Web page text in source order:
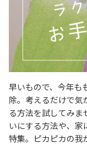
早いもので、今年も
除。考えるだけで気
る方法を試してみ
いにする方法や、家
特集。ピカピカの我